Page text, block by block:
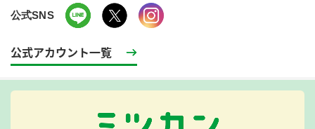
公式SNS
公式アカウント一覧